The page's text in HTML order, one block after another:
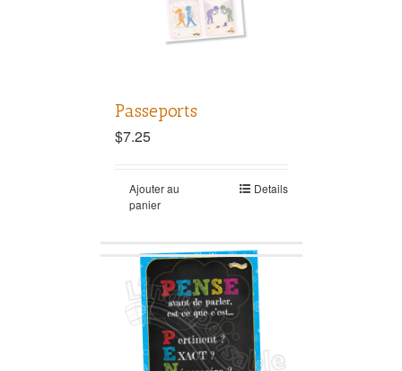
Passeports
$7.25
Ajouter au
panier
Details